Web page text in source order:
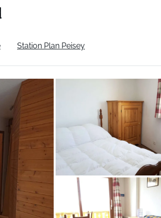
Station Plan Peisey